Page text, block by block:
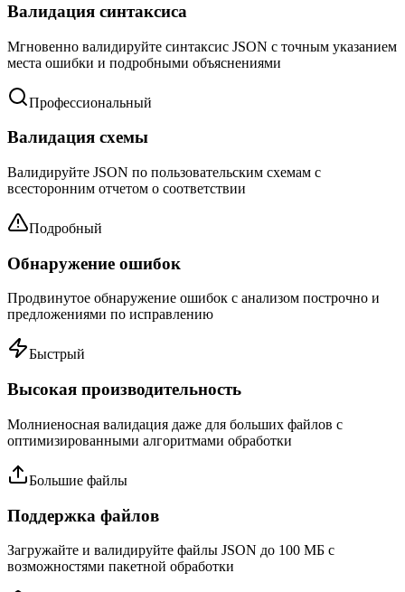
Валидация синтаксиса
Мгновенно валидируйте синтаксис JSON с точным указанием
места ошибки и подробными объяснениями
Профессиональный
Валидация схемы
Валидируйте JSON по пользовательским схемам с
всесторонним отчетом о соответствии
Подробный
Обнаружение ошибок
Продвинутое обнаружение ошибок с анализом построчно и
предложениями по исправлению
Быстрый
Высокая производительность
Молниеносная валидация даже для больших файлов с
оптимизированными алгоритмами обработки
Большие файлы
Поддержка файлов
Загружайте и валидируйте файлы JSON до 100 МБ с
возможностями пакетной обработки